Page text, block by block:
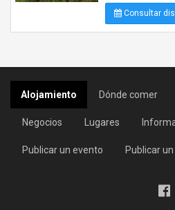
Consultar
Alojamiento Dónde comer
Negocios Lugares
Publicar un evento Publicar